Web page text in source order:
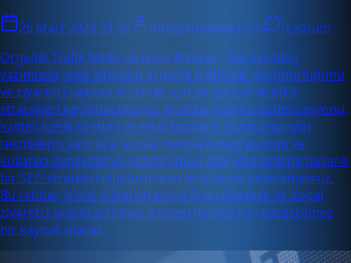
26 Mart 2025 21:30 info@enabase.com
0 yorum
Organik Trafik Nedir ve Nasıl Arttırılır" başlıklı blog
yazımızda, web sitenizin organik trafikteki görünürlüğünü
ve ziyaretçi sayısını artırmak için en güncel ve etkili
stratejileri keşfedeceksiniz. Anahtar kelime optimizasyonu,
kaliteli içerik üretimi ve etkili backlink oluşturma gibi
tekniklerin yanı sıra, sosyal medya entegrasyonu ve
kullanıcı deneyiminin geliştirilmesi gibi yöntemlerle başarılı
bir SEO stratejisi oluşturmanın ipuçlarına odaklanıyoruz.
Bu rehber, işinizi dijital ortamda öne çıkarmak ve doğal
ziyaretçi akışını artırmak isteyen herkes için vazgeçilmez
bir kaynak olacak.